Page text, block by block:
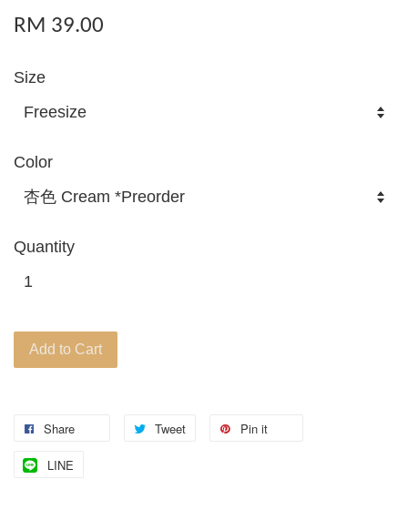
RM 39.00
Size
Color
Quantity
Add to Cart
Share Tweet Pin it
LINE